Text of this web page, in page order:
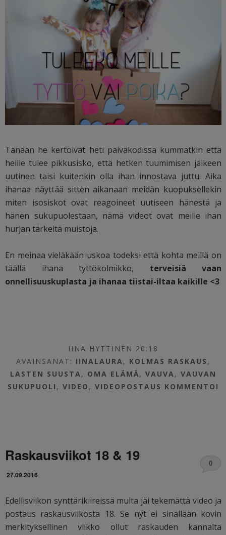
Tänään he kertoivat heti päiväkodissa kummatkin että
heille tulee pikkusisko, että hetken tuumimisen jälkeen
uutinen taisi kuitenkin olla ihan innostava juttu. Aika
ihanaa näyttää sitten aikanaan meidän kuopuksellekin
miten isosiskot ovat reagoineet uutiseen hänestä ja
hänen sukupuolestaan, nämä videot ovat meille ihan
hurjan tärkeitä muistoja.
En meinaa vieläkään uskoa todeksi että kohta meillä on
täällä ihana tyttökolmikko, terveisiä vaan
onnellisuuskuplasta ja ihanaa tiistai-iltaa kaikille <3
IINA HYTTINEN 20:18
AVAINSANAT: IINALAURA , KOLMAS RASKAUS ,
LASTEN SUUSTA , OMA ELÄMÄ,VAUVA ,VAUVAN
SUKUPUOLI ,VIDEO ,VIDEOPOSTAUS KOMMENTOI
Raskausviikot 18 & 19
27.09.2016
0
Edellisviikon synttärikiireissä multa jäi tekemättä video ja
postaus raskausviikosta 18. Se nyt ei sinällään kovin
merkityksellinen viikko ollut raskauden kannalta